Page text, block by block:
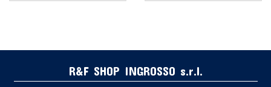
R&F SHOP INGROSSO s.r.l.